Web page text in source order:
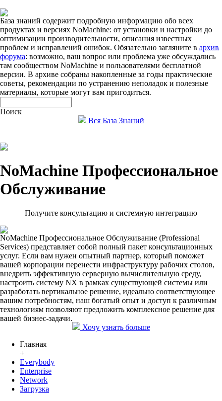
База знаний содержит подробную информацию обо всех
продуктах и ​​версиях NoMachine: от установки и настройки до
оптимизации производительности, описания известных
проблем и исправлений ошибок. Обязательно загляните в архив
форума: возможно, ваш вопрос или проблема уже обсуждались
там сообществом NoMachine и пользователями бесплатной
версии. В архиве собраны накопленные за годы практические
советы, рекомендации по устранению неполадок и полезные
материалы, которые могут вам пригодиться.
Поиск
Вся База Знаний
NoMachine Профессиональное
Обслуживание
Получите консультацию и системную интеграцию
NoMachine Профессиональное Обслуживание (Professional
Services) представляет собой полный пакет консультационных
услуг. Если вам нужен опытный партнер, который поможет
вашей корпорации перенести инфраструктуру рабочих столов,
внедрить эффективную серверную вычислительную среду,
настроить систему NX в рамках существующей системы или
разработать вертикальное решение, идеально соответствующее
вашим потребностям, наш богатый опыт и доступ к различным
технологиям позволяют предложить комплексное решение для
вашей бизнес-задачи.
Хочу узнать больше
Главная
+
Everybody
Enterprise
Network
Загрузка